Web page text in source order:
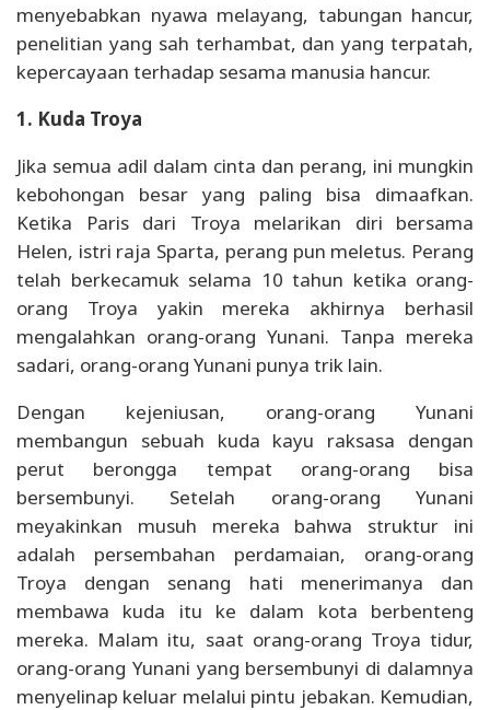
menyebabkan nyawa melayang, tabungan hancur,
penelitian yang sah terhambat, dan yang terpatah,
kepercayaan terhadap sesama manusia hancur.
1. Kuda Troya
Jika semua adil dalam cinta dan perang, ini mungkin
kebohongan besar yang paling bisa dimaafkan.
Ketika Paris dari Troya melarikan diri bersama
Helen, istri raja Sparta, perang pun meletus. Perang
telah berkecamuk selama 10 tahun ketika orang-
orang Troya yakin mereka akhirnya berhasil
mengalahkan orang-orang Yunani. Tanpa mereka
sadari, orang-orang Yunani punya trik lain.
Dengan kejeniusan, orang-orang Yunani
membangun sebuah kuda kayu raksasa dengan
perut berongga tempat orang-orang bisa
bersembunyi. Setelah orang-orang Yunani
meyakinkan musuh mereka bahwa struktur ini
adalah persembahan perdamaian, orang-orang
Troya dengan senang hati menerimanya dan
membawa kuda itu ke dalam kota berbenteng
mereka. Malam itu, saat orang-orang Troya tidur,
orang-orang Yunani yang bersembunyi di dalamnya
menyelinap keluar melalui pintu jebakan. Kemudian,